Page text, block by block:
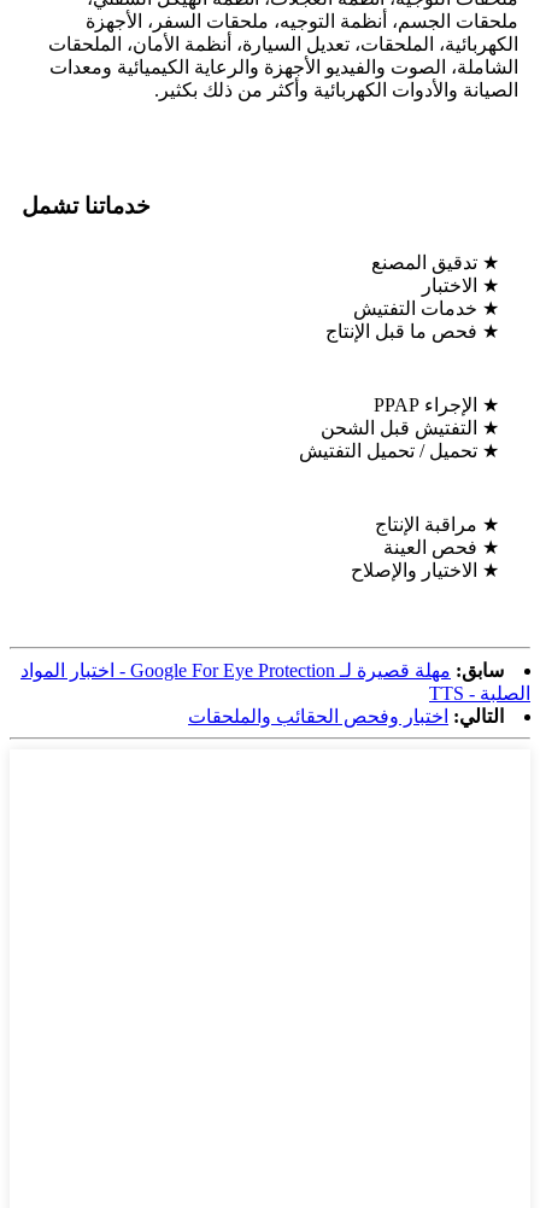
ملحقات الجسم، أنظمة التوجيه، ملحقات السفر، الأجهزة
الكهربائية، الملحقات، تعديل السيارة، أنظمة الأمان، الملحقات
الشاملة، الصوت والفيديو الأجهزة والرعاية الكيميائية ومعدات
الصيانة والأدوات الكهربائية وأكثر من ذلك بكثير.
خدماتنا تشمل
★ تدقيق المصنع
★ الاختبار
★ خدمات التفتيش
★ فحص ما قبل الإنتاج
★ الإجراء PPAP
★ التفتيش قبل الشحن
★ تحميل / تحميل التفتيش
★ مراقبة الإنتاج
★ فحص العينة
★ الاختيار والإصلاح
سابق:
مهلة قصيرة لـ Google For Eye Protection - اختبار المواد
الصلبة - TTS
التالي: اختبار وفحص الحقائب والملحقات